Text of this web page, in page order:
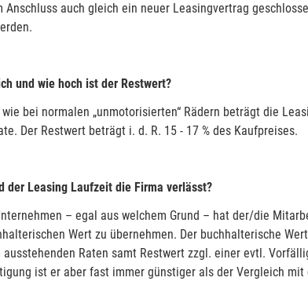
Anschluss auch gleich ein neuer Leasingvertrag
und wie hoch ist der Restwert?
bei normalen „unmotorisierten“ Rädern beträgt die
Der Restwert beträgt i. d. R. 15 - 17 % des Kaufpreises.
der Leasing Laufzeit die Firma verlässt?
– egal aus welchem Grund – hat der/die
Wert zu übernehmen. Der buchhalterische
ausstehenden Raten samt Restwert zzgl. einer evtl.
ist er aber fast immer günstiger als der Vergleich mit